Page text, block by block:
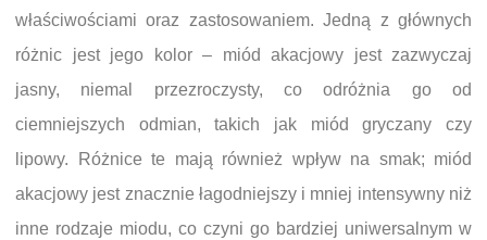
właściwościami oraz zastosowaniem. Jedną z głównych
różnic jest jego kolor – miód akacjowy jest zazwyczaj
jasny, niemal przezroczysty, co odróżnia go od
ciemniejszych odmian, takich jak miód gryczany czy
lipowy. Różnice te mają również wpływ na smak; miód
akacjowy jest znacznie łagodniejszy i mniej intensywny niż
inne rodzaje miodu, co czyni go bardziej uniwersalnym w